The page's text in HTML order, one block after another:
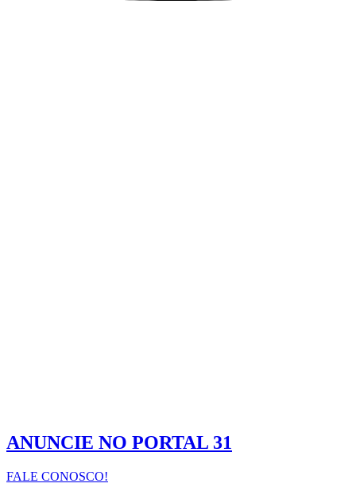
ANUNCIE NO PORTAL 31
FALE CONOSCO!